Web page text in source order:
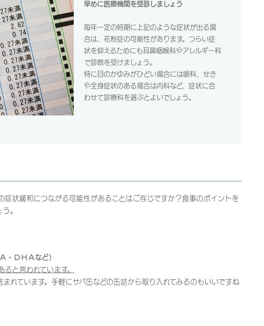
早めに医療機関を受診しましょう
毎年一定の時期に上記のような症状が出る場
合は、花粉症の可能性があります。つらい症
状を抑えるためにも耳鼻咽喉科やアレルギー科
で診察を受けましょう。
特に目のかゆみがひどい場合には眼科、せき
や全身症状のある場合は内科など、症状に合
わせて診療科を選ぶとよいでしょう。
症状緩和につながる可能性があることはご存じですか？食事のポイントを
。
・ＤＨＡなど）
と言われています。
れています。手軽にサバ缶などの缶詰から取り入れてみるのもいいですね